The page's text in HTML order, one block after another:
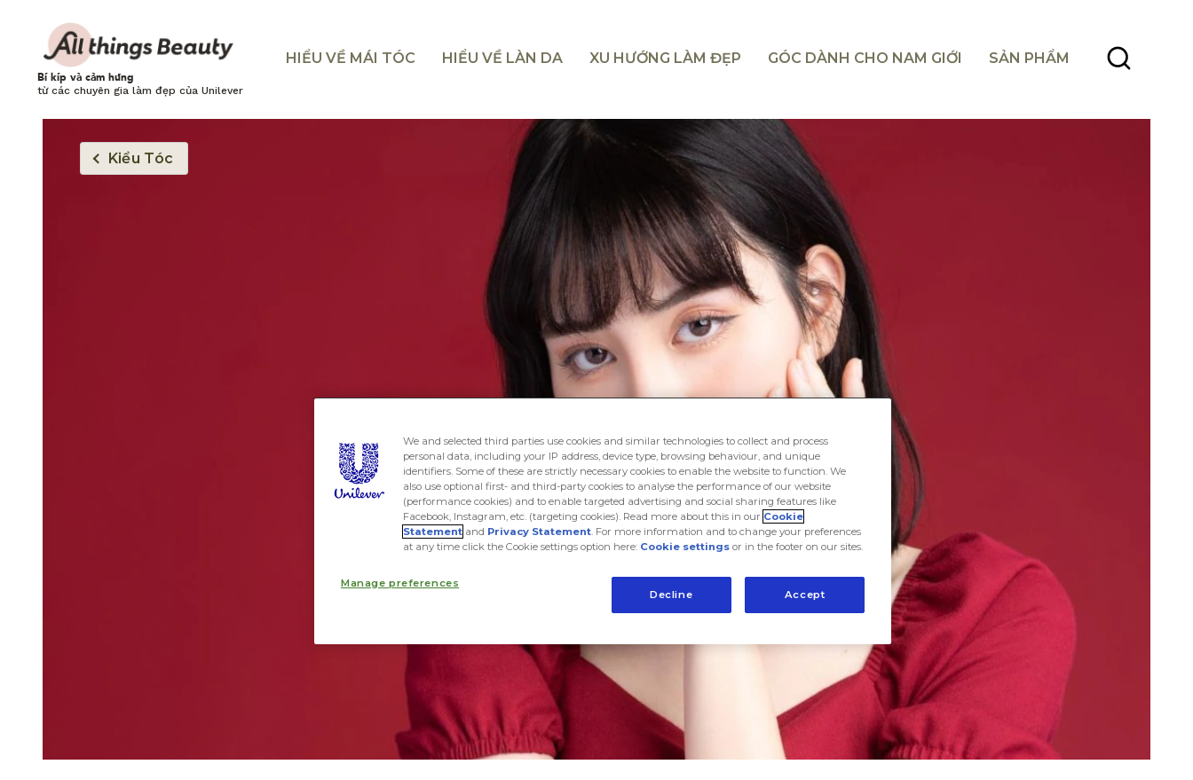
Bí kíp và cảm hứng
từ các chuyên gia làm đẹp của Unilever
HIỂU VỀ MÁI TÓC HIỂU VỀ LÀN DA XU HƯỚNG LÀM ĐẸP GÓC DÀNH CHO NAM GIỚI SẢN PHẨM
Kiểu Tóc
We and selected third parties use cookies and similar technologies to collect and process
personal data, including your IP address, device type, browsing behaviour, and unique
identifiers. Some of these are strictly necessary cookies to enable the website to function. We
also use optional first- and third-party cookies to analyse the performance of our website
(performance cookies) and to enable targeted advertising and social sharing features like
Facebook, Instagram, etc. (targeting cookies). Read more about this in our Cookie
Statement and Privacy Statement. For more information and to change your preferences
at any time click the Cookie settings option here: Cookie settings or in the footer on our sites.
Manage preferences
Decline
Accept